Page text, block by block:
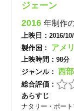
ジェーン
2016年制作
上映日：2016/
製作国： アメ
上映時間：98分
ジャンル： 西
総合評価：
あらすじ
ナタリー・ポー